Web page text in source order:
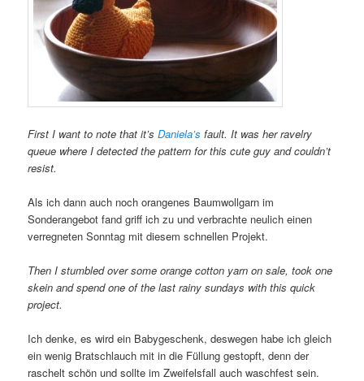
First I want to note that it’sDaniela’s fault. It was her ravelry
queue where I detected the pattern for this cute guy and couldn’t
resist.
Als ich dann auch noch orangenes Baumwollgarn im
Sonderangebot fand griff ich zu und verbrachte neulich einen
verregneten Sonntag mit diesem schnellen Projekt.
Then I stumbled over some orange cotton yarn on sale, took one
skein and spend one of the last rainy sundays with this quick
project.
Ich denke, es wird ein Babygeschenk, deswegen habe ich gleich
ein wenig Bratschlauch mit in die Füllung gestopft, denn der
raschelt schön und sollte im Zweifelsfall auch waschfest sein.